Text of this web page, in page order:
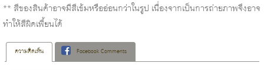
** สีของสินค้าอาจมีสีเข้มหรืออ่อนกว่าในรูป เนื่องจากเป็นการถ่ายภาพจึงอาจ
ทำให้สีผิดเพี้ยนได้
ความคิดเห็น Facebook Comments